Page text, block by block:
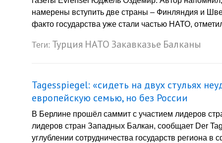
намерены вступить две страны – Финляндия и
факто государства уже стали частью НАТО,
Теги: Турция НАТО Закавказье Балканы
Tagesspiegel: «сидеть на двух стульях
европейскую семью, но без России
В Берлине прошёл саммит с участием лидеров
лидеров стран Западных Балкан, сообщает Der
углублении сотрудничества государств региона